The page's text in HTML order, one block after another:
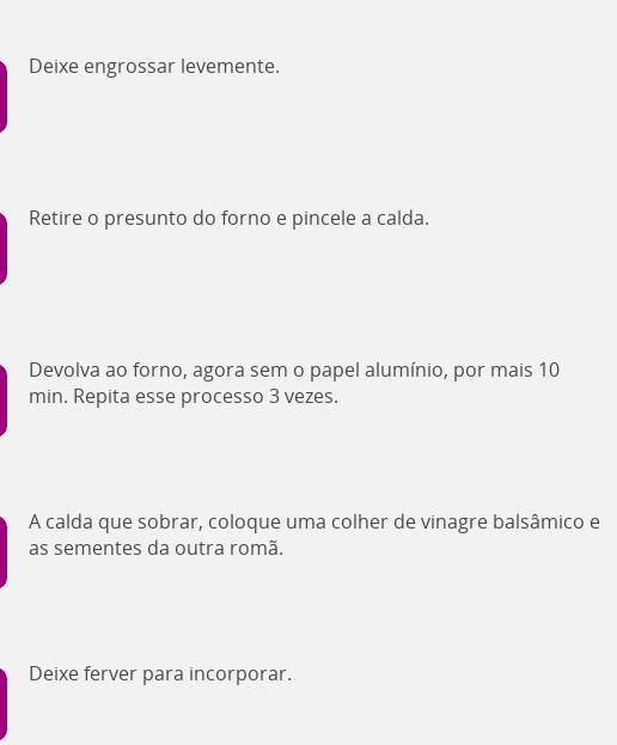
Deixe engrossar levemente.
Retire o presunto do forno e pincele a calda.
Devolva ao forno, agora sem o papel alumínio, por mais 10
min. Repita esse processo 3 vezes.
A calda que sobrar, coloque uma colher de vinagre balsâmico e
as sementes da outra romã.
Deixe ferver para incorporar.